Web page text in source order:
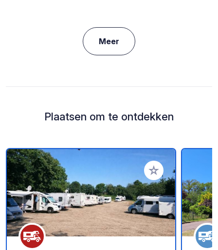
Meer
Plaatsen om te ontdekken
Voeg toe aan je